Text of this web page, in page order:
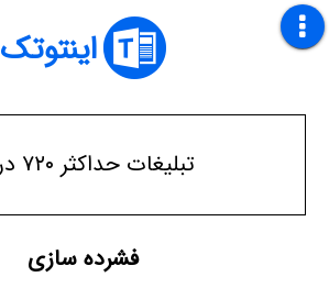
اینتوتک
تبلیغات حداکثر ۷۲۰ در ۹۰
فشرده سازی